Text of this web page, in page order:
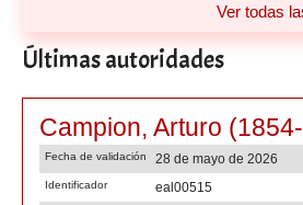
Ver todas
Últimas autoridades
Campion, Arturo
Fecha de validación 28 de mayo de 2026
Identificador eal00515